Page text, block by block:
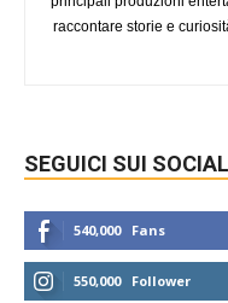
raccontare storie e
SEGUICI SUI SOCIAL
540,000 Fans
550,000 Follower